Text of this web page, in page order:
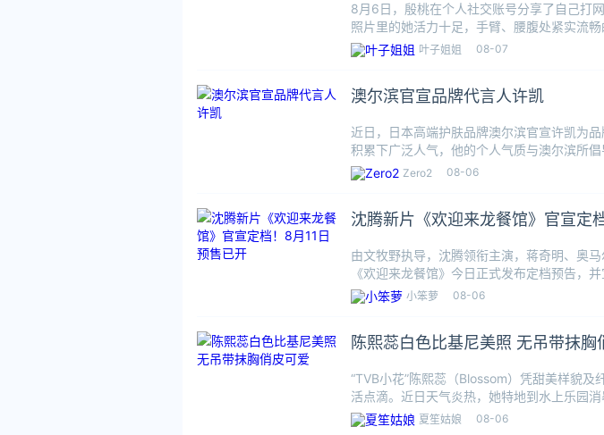
8月6日，殷桃在个人社交账号分享了自己打
照片里的她活力十足，手臂、腰腹处紧实流
尽显健康力量叶子姐姐 08-07
澳尔滨官宣品牌代言人许凯
近日，日本高端护肤品牌澳尔滨官宣许凯为
积累下广泛人气，他的个人气质与澳尔滨所
品牌创立 70Zero2 08-06
沈腾新片《欢迎来龙餐馆》官宣定
由文牧野执导，沈腾领衔主演，蒋奇明、奥
《欢迎来龙餐馆》今日正式发布定档预告，
讲述中国大厨徐
小笨萝 08-06
陈熙蕊白色比基尼美照 无吊带抹胸
“TVB小花”陈熙蕊（Blossom）凭甜美样貌
活点滴。近日天气炎热，她特地到水上乐园
纯白抹
夏笙姑娘 08-06